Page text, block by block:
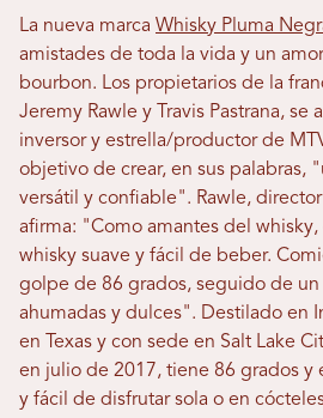
La nueva marca Whisky Pluma
amistades de toda la vida y un
bourbon. Los propietarios de la
Jeremy Rawle y Travis Pastrana, se
inversor y estrella/productor de
objetivo de crear, en sus palabras,
versátil y confiable". Rawle,
afirma: "Como amantes del whisky,
whisky suave y fácil de beber.
golpe de 86 grados, seguido de un
ahumadas y dulces". Destilado en
en Texas y con sede en Salt Lake
en julio de 2017, tiene 86 grados y
y fácil de disfrutar sola o en